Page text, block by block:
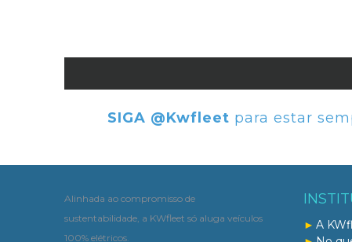
SIGA @Kwfleet para estar
Alinhada ao compromisso de
sustentabilidade, a KWfleet só aluga veículos
100% elétricos.
A